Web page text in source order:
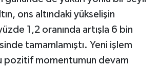
ons altındaki yükselişin
1,2 oranında artışla 6 bin
tamamlamıştı. Yeni işlem
pozitif momentumun devam